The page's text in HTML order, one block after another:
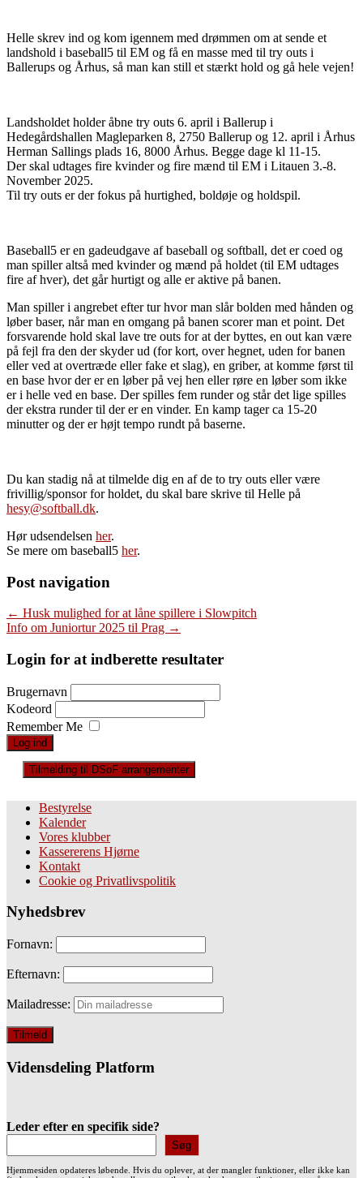
Helle skrev ind og kom igennem med drømmen om at sende et
landshold i baseball5 til EM og få en masse med til try outs i
Ballerups og Århus, så man kan still et stærkt hold og gå hele vejen!
Landsholdet holder åbne try outs 6. april i Ballerup i
Hedegårdshallen Magleparken 8, 2750 Ballerup og 12. april i Århus
Herman Sallings plads 16, 8000 Århus. Begge dage kl 11-15.
Der skal udtages fire kvinder og fire mænd til EM i Litauen 3.-8.
November 2025.
Til try outs er der fokus på hurtighed, boldøje og holdspil.
Baseball5 er en gadeudgave af baseball og softball, det er coed og
man spiller altså med kvinder og mænd på holdet (til EM udtages
fire af hver), det går hurtigt og alle er aktive på banen.
Man spiller i angrebet efter tur hvor man slår bolden med hånden og
løber baser, når man en omgang på banen scorer man et point. Det
forsvarende hold skal lave tre outs for at der byttes, en out kan være
på fejl fra den der skyder ud (for kort, over hegnet, uden for banen
eller ved at overtræde eller fake et slag), en griber, at komme først til
en base hvor der er en løber på vej hen eller røre en løber som ikke
er i helle ved en base. Der spilles fem runder og står det lige spilles
der ekstra runder til der er en vinder. En kamp tager ca 15-20
minutter og der er højt tempo rundt på baserne.
Du kan stadig nå at tilmelde dig en af de to try outs eller være
frivillig/sponsor for holdet, du skal bare skrive til Helle på
hesy@softball.dk.
Hør udsendelsen her.
Se mere om baseball5 her.
Post navigation
← Husk mulighed for at låne spillere i Slowpitch
Info om Juniortur 2025 til Prag →
Login for at indberette resultater
Brugernavn
Kodeord
Remember Me
Tilmelding til DSoF arrangementer
Bestyrelse
Kalender
Vores klubber
Kassererens Hjørne
Kontakt
Cookie og Privatlivspolitik
Nyhedsbrev
Fornavn:
Efternavn:
Mailadresse:
Vidensdeling Platform
Leder efter en specifik side?
Søg
Hjemmesiden opdateres løbende. Hvis du oplever, at der mangler funktioner, eller ikke kan